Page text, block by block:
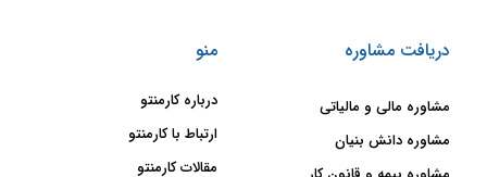
دریافت مشاوره
مشاوره مالی و مالیاتی
مشاوره دانش بنیان
منو
درباره کارمنتو
ارتباط با کارمنتو
مقالات کارمنتو